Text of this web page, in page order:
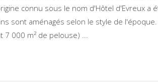
connu sous le nom d'Hôtel d'Evreux a
sont aménagés selon le style de l'époque.
7 000 m² de pelouse) ...